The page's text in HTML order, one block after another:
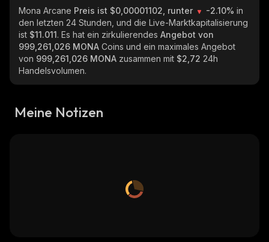
Mona Arcane Preis ist $0,00001102, runter -2.10% in
den letzten 24 Stunden, und die Live-Marktkapitalisierung
ist $11.011. Es hat ein zirkulierendes Angebot von
999,261,026 MONA Coins und ein maximales Angebot
von 999,261,026 MONA zusammen mit $2,72 24h
Handelsvolumen.
Meine Notizen